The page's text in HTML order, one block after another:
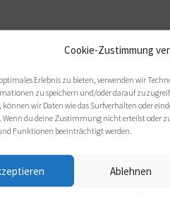
Cookie-Zustimmung
Erlebnis zu bieten, verwenden wir
zu speichern und/oder darauf
wir Daten wie das Surfverhalten oder
Wenn du deine Zustimmung nicht erteilst oder
Funktionen beeinträchtigt werden.
Ablehnen
OWL
gewohnt im Haus Nazareth an
bis 21 Uhr.